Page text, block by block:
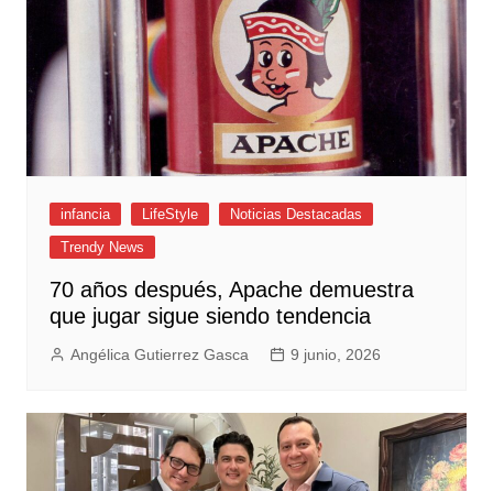
infancia LifeStyle
Noticias Destacadas
Trendy News
70 años después, Apache demuestra
que jugar sigue siendo tendencia
Angélica Gutierrez Gasca 9 junio, 2026